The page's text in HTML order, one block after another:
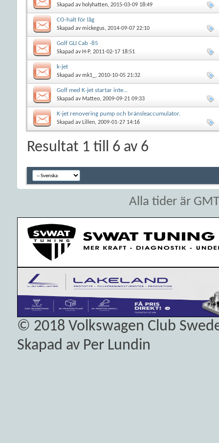
Skapad av holyhatten, 2015-03-09 18:49
CO-halt för låg
Skapad avmickegus, 2014-09-07 22:10
Golf GLI Cab -85
Skapad av H-P, 2011-02-17 18:51
k-jet
Skapad avmk1_ , 2010-10-05 21:32
Golf med K-jet startar inte...
Skapad av Matteo, 2009-09-21 09:33
K-jet renovering pump och bränsleaccumulator.
Skapad av Lillen, 2009-01-27 14:16
Resultat 1 till 6 av 6
Alla tider är
© 2018 Volkswagen Club
Skapad av Per Lundin